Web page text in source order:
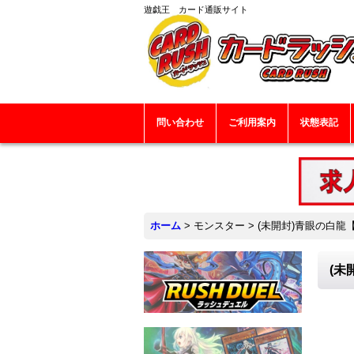
遊戯王 カード通販サイト
問い合わせ ご利用案内 状態表記
ホーム > モンスター > (未開封)青眼の白龍
(未